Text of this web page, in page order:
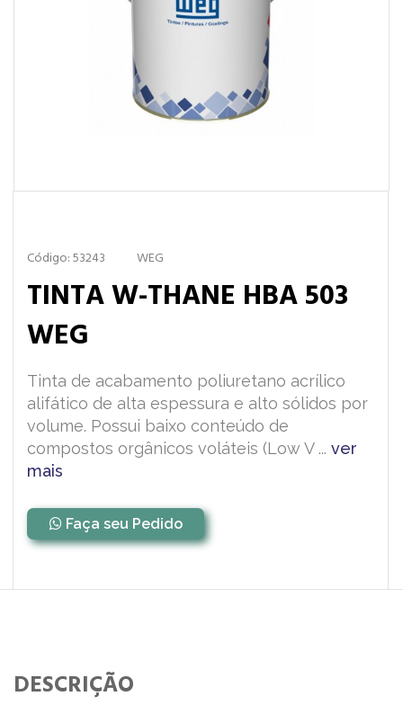
Código: 53243 WEG
TINTA W-THANE HBA 503
WEG
Tinta de acabamento poliuretano acrílico
alifático de alta espessura e alto sólidos por
volume. Possui baixo conteúdo de
compostos orgânicos voláteis (Low V ... ver
mais
Faça seu Pedido
DESCRIÇÃO